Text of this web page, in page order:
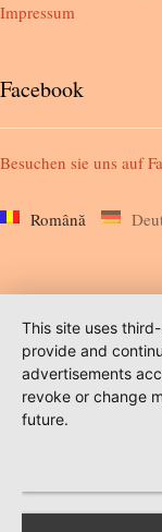
Impressum
Facebook
Besuchen sie uns auf
Română
This site uses
provide and
advertisements
revoke or change
future.